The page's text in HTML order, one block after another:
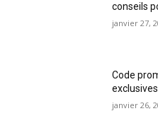
conseils
janvier 27,
Code
janvier 26,